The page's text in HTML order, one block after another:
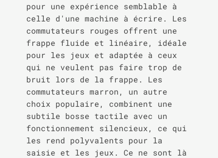
pour une expérience semblable à
celle d'une machine à écrire. Les
commutateurs rouges offrent une
frappe fluide et linéaire, idéale
pour les jeux et adaptée à ceux
qui ne veulent pas faire trop de
bruit lors de la frappe. Les
commutateurs marron, un autre
choix populaire, combinent une
subtile bosse tactile avec un
fonctionnement silencieux, ce qui
les rend polyvalents pour la
saisie et les jeux. Ce ne sont là